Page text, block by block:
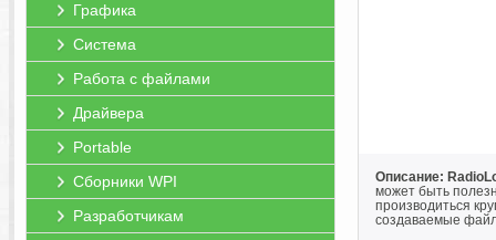
Графика
Система
Работа с файлами
Драйвера
Portable
Сборники WPI
Разработчикам
Описание:
может быть
производиться
создаваемые